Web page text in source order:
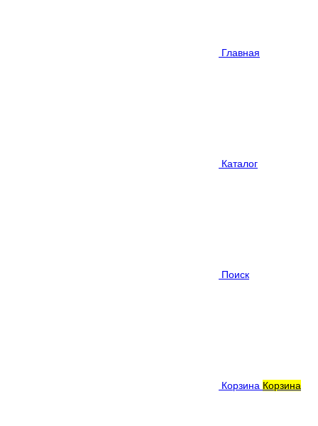
Главная
Каталог
Поиск
Корзина Корзина